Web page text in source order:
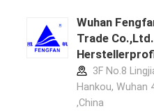
Wuhan
Trade Co.,Ltd.
3F No.8
Hankou, Wuhan
,China